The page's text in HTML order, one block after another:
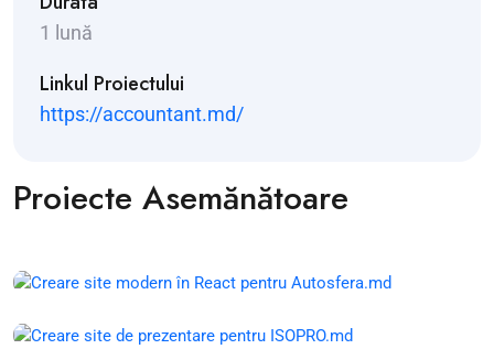
1 lună
Linkul Proiectului
https://accountant.md/
Proiecte Asemănătoare